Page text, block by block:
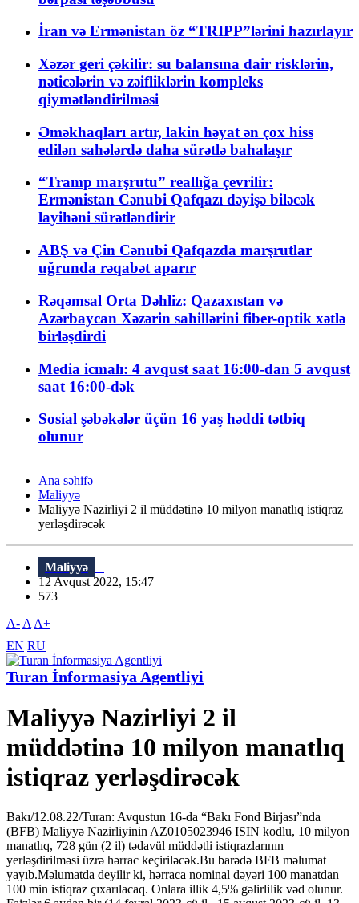
İran və Ermənistan öz “TRIPP”lərini hazırlayır
Xəzər geri çəkilir: su balansına dair risklərin,
nəticələrin və zəifliklərin kompleks
qiymətləndirilməsi
Əməkhaqları artır, lakin həyat ən çox hiss
edilən sahələrdə daha sürətlə bahalaşır
“Tramp marşrutu” reallığa çevrilir:
Ermənistan Cənubi Qafqazı dəyişə biləcək
layihəni sürətləndirir
ABŞ və Çin Cənubi Qafqazda marşrutlar
uğrunda rəqabət aparır
Rəqəmsal Orta Dəhliz: Qazaxıstan və
Azərbaycan Xəzərin sahillərini fiber-optik xətlə
birləşdirdi
Media icmalı: 4 avqust saat 16:00-dan 5 avqust
saat 16:00-dək
Sosial şəbəkələr üçün 16 yaş həddi tətbiq
olunur
Ana səhifə
Maliyyə
Maliyyə Nazirliyi 2 il müddətinə 10 milyon manatlıq istiqraz
yerləşdirəcək
Maliyyə
12 Avqust 2022, 15:47
573
A- A A+
EN RU
Turan İnformasiya Agentliyi
Maliyyə Nazirliyi 2 il
müddətinə 10 milyon manatlıq
istiqraz yerləşdirəcək
Bakı/12.08.22/Turan: Avqustun 16-da “Bakı Fond Birjası”nda
(BFB) Maliyyə Nazirliyinin AZ0105023946 ISIN kodlu, 10 milyon
manatlıq, 728 gün (2 il) tədavül müddətli istiqrazlarının
yerləşdirilməsi üzrə hərrac keçiriləcək.Bu barədə BFB məlumat
yayıb.Məlumatda deyilir ki, hərraca nominal dəyəri 100 manatdan
100 min istiqraz çıxarılacaq. Onlara illik 4,5% gəlirlilik vəd olunur.